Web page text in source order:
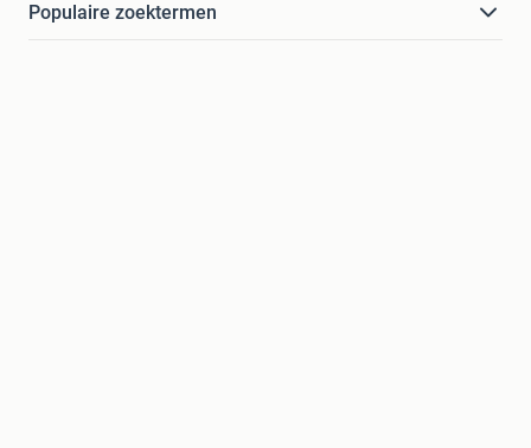
Populaire zoektermen